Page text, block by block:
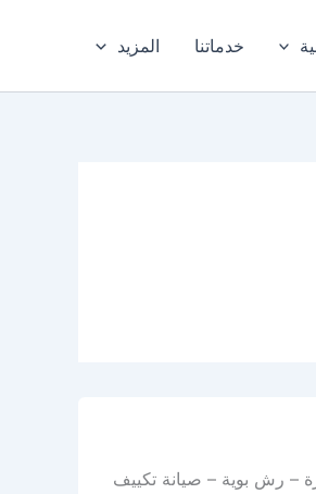
خدماتنا المزيد
– رش بوية – صيانة تكييف